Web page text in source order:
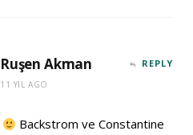
Ruşen Akman
11 YIL AGO
REPLY
Backstrom ve Constantine